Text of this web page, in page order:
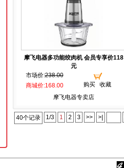
摩飞电器多功能绞肉机 会员专享价118
元
市场价:238.00
购买
收藏
商城价:168.00
摩飞电器专卖店
40个记录 1/3 1 2 3 >> >|